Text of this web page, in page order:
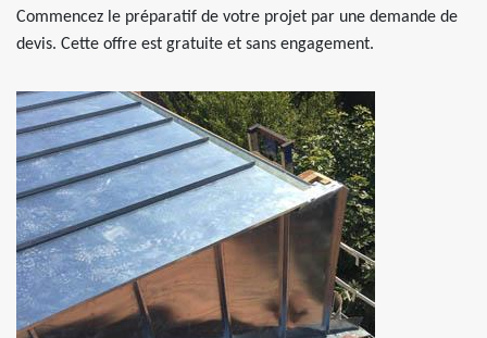
Commencez le préparatif de votre projet par une demande de
devis. Cette offre est gratuite et sans engagement.